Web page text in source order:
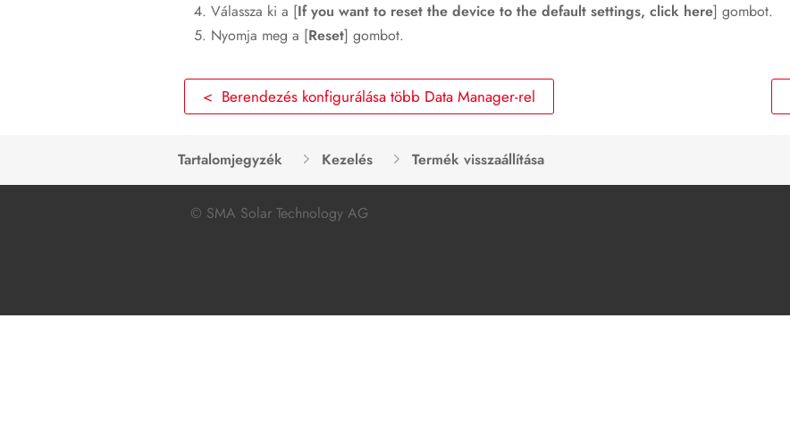
Válassza ki a [If you want to reset the device to the default settings, click here] gombot.
Nyomja meg a [Reset] gombot.
< Berendezés konfigurálása több Data Manager-rel
Tartalomjegyzék Kezelés Termék visszaállítása
© SMA Solar Technology AG